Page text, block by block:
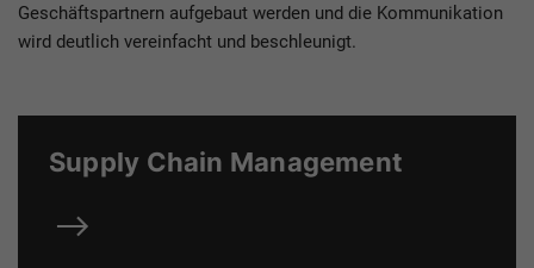
Geschäftspartnern aufgebaut werden und die Kommunikation
wird deutlich vereinfacht und beschleunigt.
Supply Chain Management